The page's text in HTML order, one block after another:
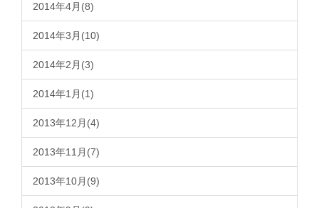
2014年4月(8)
2014年3月(10)
2014年2月(3)
2014年1月(1)
2013年12月(4)
2013年11月(7)
2013年10月(9)